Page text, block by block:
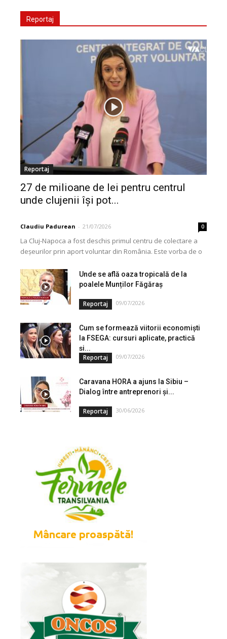
Reportaj
Reportaj
27 de milioane de lei pentru centrul
unde clujenii își pot...
Claudiu Padurean - 21/07/2026 0
La Cluj-Napoca a fost deschis primul centru de colectare a
deșeurilor prin aport voluntar din România. Este vorba de o
Unde se află oaza tropicală de la
poalele Munților Făgăraș
Reportaj 09/07/2026
Cum se formează viitorii economiști
la FSEGA: cursuri aplicate, practică
și...
Reportaj 09/07/2026
Caravana HORA a ajuns la Sibiu –
Dialog între antreprenori și...
Reportaj 30/06/2026